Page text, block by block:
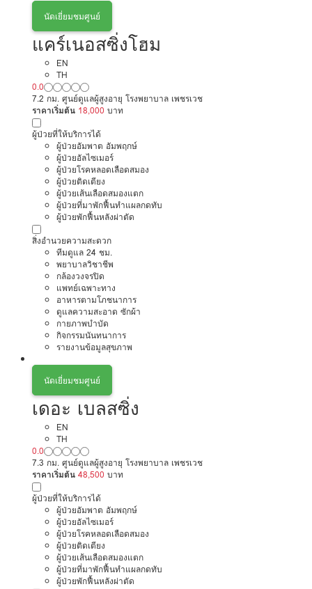
นัดเยี่ยมชมศูนย์
แคร์เนอสซิ่งโฮม
EN
TH
0.0
7.2 กม. ศูนย์ดูแลผู้สูงอายุ โรงพยาบาล เพชรเวช
ราคาเริ่มต้น 18,000 บาท
ผู้ป่วยที่ให้บริการได้
ผู้ป่วยอัมพาต อัมพฤกษ์
ผู้ป่วยอัลไซเมอร์
ผู้ป่วยโรคหลอดเลือดสมอง
ผู้ป่วยติดเตียง
ผู้ป่วยเส้นเลือดสมองแตก
ผู้ป่วยที่มาพักฟื้นทำแผลกดทับ
ผู้ป่วยพักฟื้นหลังผ่าตัด
สิ่งอำนวยความสะดวก
ทีมดูแล 24 ชม.
พยาบาลวิชาชีพ
กล้องวงจรปิด
แพทย์เฉพาะทาง
อาหารตามโภชนาการ
ดูแลความสะอาด ซักผ้า
กายภาพบำบัด
กิจกรรมนันทนาการ
รายงานข้อมูลสุขภาพ
นัดเยี่ยมชมศูนย์
เดอะ เบลสซิ่ง
EN
TH
0.0
7.3 กม. ศูนย์ดูแลผู้สูงอายุ โรงพยาบาล เพชรเวช
ราคาเริ่มต้น 48,500 บาท
ผู้ป่วยที่ให้บริการได้
ผู้ป่วยอัมพาต อัมพฤกษ์
ผู้ป่วยอัลไซเมอร์
ผู้ป่วยโรคหลอดเลือดสมอง
ผู้ป่วยติดเตียง
ผู้ป่วยเส้นเลือดสมองแตก
ผู้ป่วยที่มาพักฟื้นทำแผลกดทับ
ผู้ป่วยพักฟื้นหลังผ่าตัด